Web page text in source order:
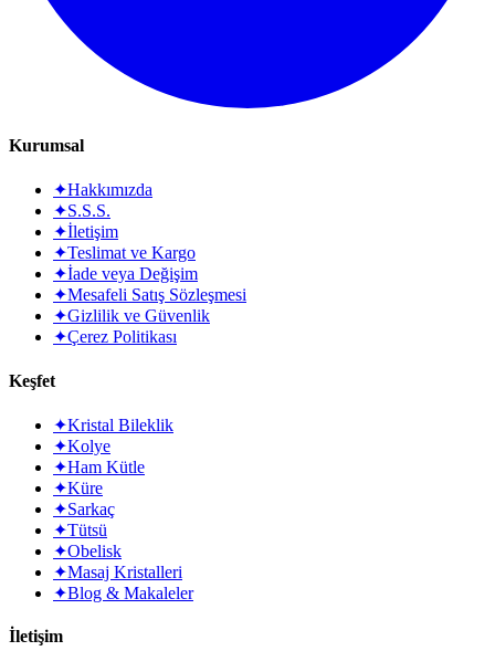
Kurumsal
✦Hakkımızda
✦S.S.S.
✦İletişim
✦Teslimat ve Kargo
✦İade veya Değişim
✦Mesafeli Satış Sözleşmesi
✦Gizlilik ve Güvenlik
✦Çerez Politikası
Keşfet
✦Kristal Bileklik
✦Kolye
✦Ham Kütle
✦Küre
✦Sarkaç
✦Tütsü
✦Obelisk
✦Masaj Kristalleri
✦Blog & Makaleler
İletişim